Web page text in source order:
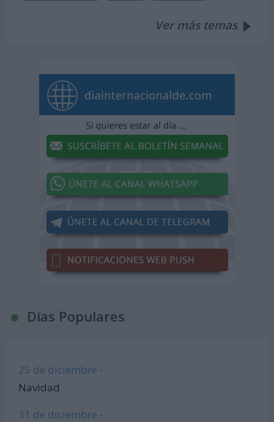
Ver más temas
Días Populares
25 de diciembre -
Navidad
31 de diciembre -